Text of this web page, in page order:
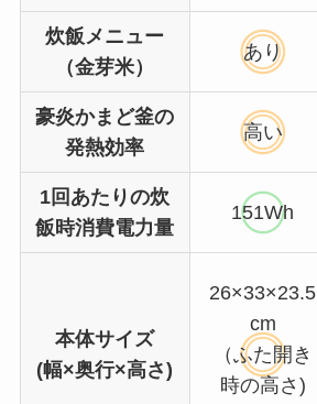
炊飯メニュー
（金芽米）
あり
豪炎かまど釜の
発熱効率
高い
1回あたりの炊
飯時消費電力量
151Wh
本体サイズ
(幅×奥行×高さ)
26×33×23.5
cm
（ふた開き
時の高さ)